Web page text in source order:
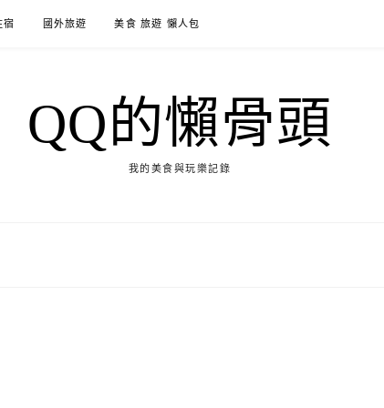
宿 國外旅遊 美食 旅遊 懶人包
QQ的懶骨頭
我的美食與玩樂記錄